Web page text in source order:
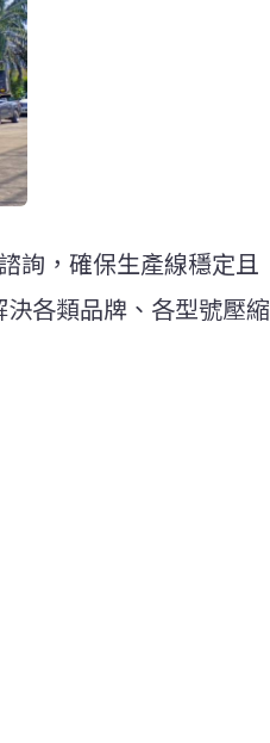
詢，確保生產線穩定且
各類品牌、各型號壓縮